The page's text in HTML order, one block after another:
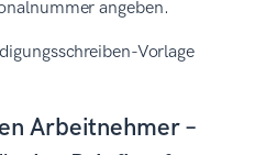
angeben.
Vorlage
Arbeitnehmer –